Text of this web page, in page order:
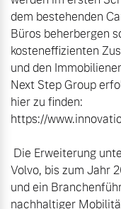
dem bestehenden
Büros beherbergen
kosteneffizienten
und den
Next Step Group
hier zu finden:
https://
Volvo, bis zum Jahr
und ein
nachhaltiger